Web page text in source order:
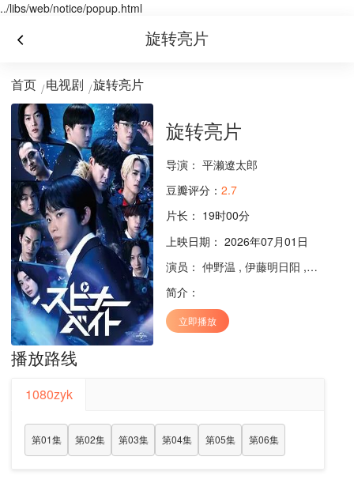
../libs/web/notice/popup.html
旋转亮片
首页 电视剧 旋转亮片
旋转亮片
导演： 平濑遼太郎
豆瓣评分： 2.7
片长： 19时00分
上映日期： 2026年07月01日
演员： 仲野温 , 伊藤明日阳 , 加藤清
简介：
立即播放
播放路线
1080zyk
第01集 第02集 第03集 第04集 第05集 第06集